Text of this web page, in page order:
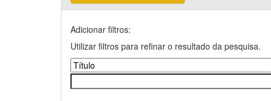
Adicionar filtros:
Utilizar filtros para refinar o resultado da pesquisa.